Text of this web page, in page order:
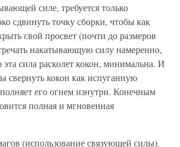
силе, требуется только
сдвинуть точку сборки, чтобы как
свой просвет (почти до размеров
накатывающую силу намеренно,
эта сила расколет кокон, минимальна. И
свернуть кокон как испуганную
его огнем изнутри. Конечным
полная и мгновенная
(использование связующей силы).